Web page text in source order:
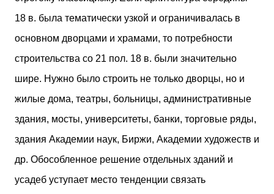
строгих норм пожарной безопасности,
принципов биоразнообразия и социальной
победой в городском конкурсе 2021 года и
получением престижной награды «Серебряная
застройщиков Окситании в 2024 году. Концепция
«Jardins Secrets» — это современный
стремились объединить память о военном
прошлом участка с принц...
18 в. была тематически узкой и ограничивалась в
основном дворцами и храмами, то потребности
строительства со 21 пол. 18 в. были значительно
шире. Нужно было строить не только дворцы, но и
жилые дома, театры, больницы, административные
здания, мосты, университеты, банки, торговые ряды,
здания Академии наук, Биржи, Академии художеств и
др. Обособленное решение отдельных зданий и
усадеб уступает место тенденции связать